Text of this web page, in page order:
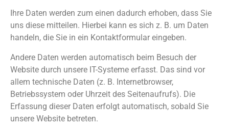
Ihre Daten werden zum einen dadurch erhoben, dass Sie
uns diese mitteilen. Hierbei kann es sich z. B. um Daten
handeln, die Sie in ein Kontaktformular eingeben.
Andere Daten werden automatisch beim Besuch der
Website durch unsere IT-Systeme erfasst. Das sind vor
allem technische Daten (z. B. Internetbrowser,
Betriebssystem oder Uhrzeit des Seitenaufrufs). Die
Erfassung dieser Daten erfolgt automatisch, sobald Sie
unsere Website betreten.